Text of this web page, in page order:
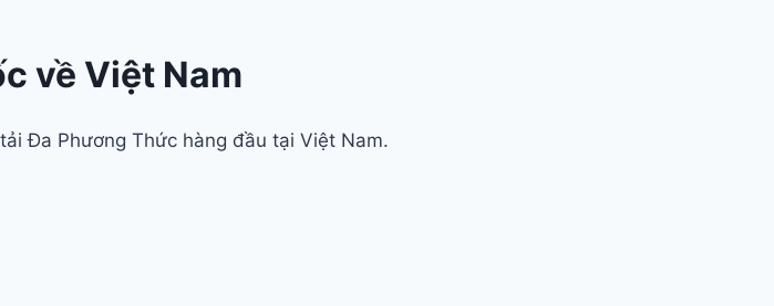
về Việt Nam
Đa Phương Thức hàng đầu tại Việt Nam.